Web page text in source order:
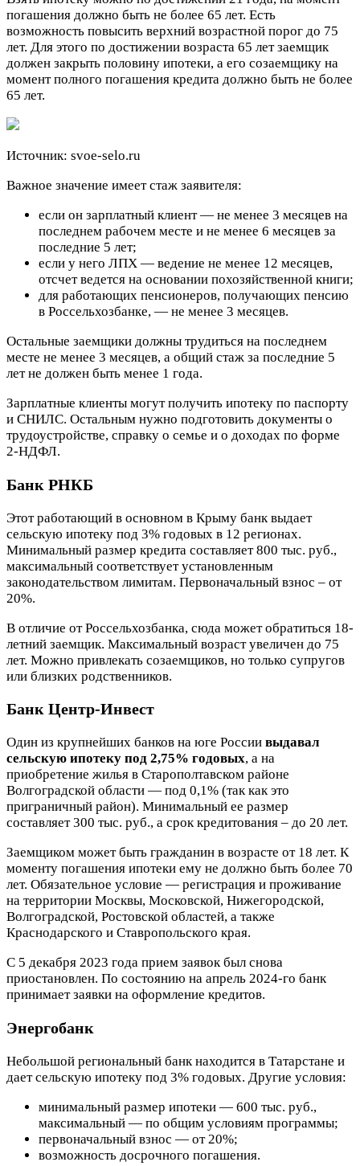
погашения должно быть не более 65 лет. Есть
возможность повысить верхний возрастной порог до 75
лет. Для этого по достижении возраста 65 лет заемщик
должен закрыть половину ипотеки, а его созаемщику на
момент полного погашения кредита должно быть не более
65 лет.
Источник: svoe-selo.ru
Важное значение имеет стаж заявителя:
если он зарплатный клиент — не менее 3 месяцев на
последнем рабочем месте и не менее 6 месяцев за
последние 5 лет;
если у него ЛПХ — ведение не менее 12 месяцев,
отсчет ведется на основании похозяйственной книги;
для работающих пенсионеров, получающих пенсию
в Россельхозбанке, — не менее 3 месяцев.
Остальные заемщики должны трудиться на последнем
месте не менее 3 месяцев, а общий стаж за последние 5
лет не должен быть менее 1 года.
Зарплатные клиенты могут получить ипотеку по паспорту
и СНИЛС. Остальным нужно подготовить документы о
трудоустройстве, справку о семье и о доходах по форме
2-НДФЛ.
Банк РНКБ
Этот работающий в основном в Крыму банк выдает
сельскую ипотеку под 3% годовых в 12 регионах.
Минимальный размер кредита составляет 800 тыс. руб.,
максимальный соответствует установленным
законодательством лимитам. Первоначальный взнос – от
20%.
В отличие от Россельхозбанка, сюда может обратиться 18-
летний заемщик. Максимальный возраст увеличен до 75
лет. Можно привлекать созаемщиков, но только супругов
или близких родственников.
Банк Центр-Инвест
Один из крупнейших банков на юге России выдавал
сельскую ипотеку под 2,75% годовых, а на
приобретение жилья в Старополтавском районе
Волгоградской области — под 0,1% (так как это
приграничный район). Минимальный ее размер
составляет 300 тыс. руб., а срок кредитования – до 20 лет.
Заемщиком может быть гражданин в возрасте от 18 лет. К
моменту погашения ипотеки ему не должно быть более 70
лет. Обязательное условие — регистрация и проживание
на территории Москвы, Московской, Нижегородской,
Волгоградской, Ростовской областей, а также
Краснодарского и Ставропольского края.
С 5 декабря 2023 года прием заявок был снова
приостановлен. По состоянию на апрель 2024-го банк
принимает заявки на оформление кредитов.
Энергобанк
Небольшой региональный банк находится в Татарстане и
дает сельскую ипотеку под 3% годовых. Другие условия:
минимальный размер ипотеки — 600 тыс. руб.,
максимальный — по общим условиям программы;
первоначальный взнос — от 20%;
возможность досрочного погашения.